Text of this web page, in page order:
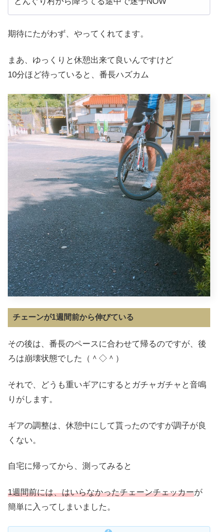
期待にたがわず、やってくれてます。
まあ、ゆっくりと休憩出来て良いんですけど
10分ほど待っていると、番長ハズカム
チェーンが1週間前から伸びている
その後は、番長のペースに合わせて帰るのですが、後
ろは崩壊状態でした（＾◇＾）
それで、どうも重いギアにするとガチャガチャと音鳴
りがします。
ギアの調整は、休憩中にして貰ったのですが調子が良
くない。
自宅に帰ってから、測ってみると
1週間前には、はいらなかったチェーンチェッカーが
簡単に入ってしまいました。